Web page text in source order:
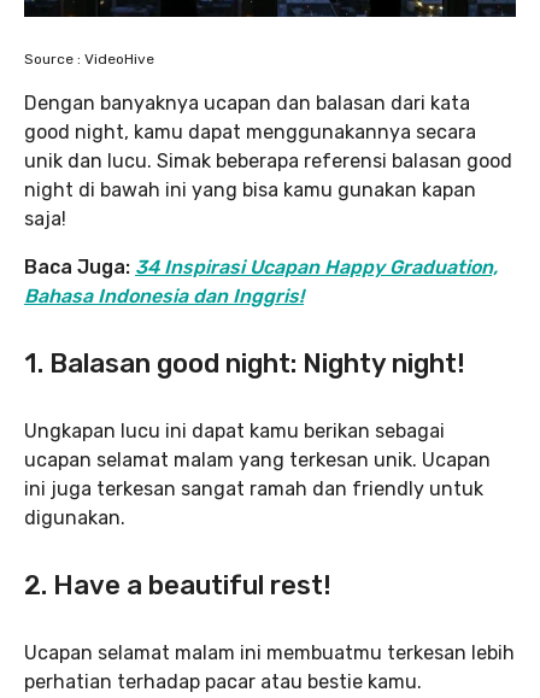
Source : VideoHive
Dengan banyaknya ucapan dan balasan dari kata
good night, kamu dapat menggunakannya secara
unik dan lucu. Simak beberapa referensi balasan good
night di bawah ini yang bisa kamu gunakan kapan
saja!
Baca Juga: 34 Inspirasi Ucapan Happy Graduation,
Bahasa Indonesia dan Inggris!
1. Balasan good night: Nighty night!
Ungkapan lucu ini dapat kamu berikan sebagai
ucapan selamat malam yang terkesan unik. Ucapan
ini juga terkesan sangat ramah dan friendly untuk
digunakan.
2. Have a beautiful rest!
Ucapan selamat malam ini membuatmu terkesan lebih
perhatian terhadap pacar atau bestie kamu.